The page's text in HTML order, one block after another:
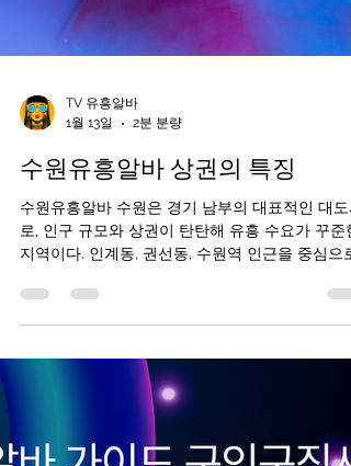
1월 13일
2분 분량
수원유흥알바 상권의 특징
수원유흥알바 수원은 경기 남부의 대표적인 대도시
상권이 형성되어 있으며, 직장인·자영업자·외부 방
객이 고르게 유입된다. 이런 구조 덕분에 수원 유흥
알바는 “안정적인 수입이 가능한 지역”, “초보와 경
자 모두 선택 가능한 중간 이상 상권”으로 평가받
다. 수원유흥알바 구인구직 사이트 수원 유흥알바